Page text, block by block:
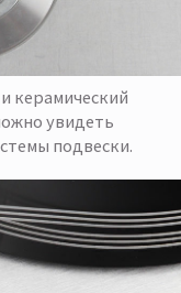
керамический
увидеть
подвески.